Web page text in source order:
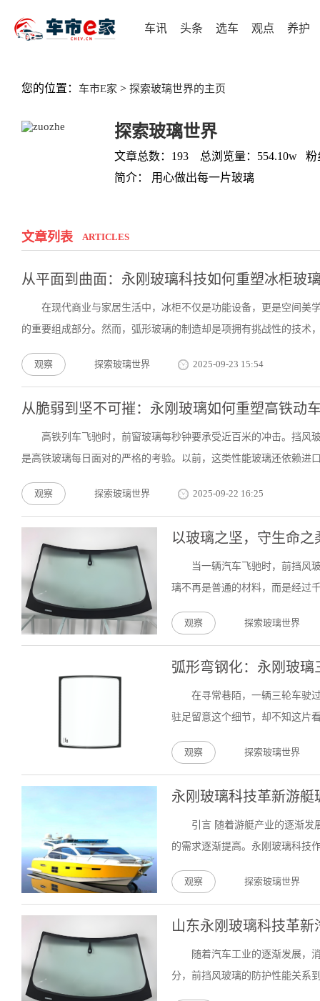
车讯 头条 选车 观点 养护
您的位置： 车市E家 > 探索玻璃世界的主页
探索玻璃世界
文章总数：193 总浏览量：554.10w
简介： 用心做出每一片玻璃
文章列表 ARTICLES
从平面到曲面：永刚玻璃科技如何重塑冰柜玻
在现代商业与家居生活中，冰柜不仅是功能设备，更是空间美
的重要组成部分。然而，弧形玻璃的制造却是项拥有挑战性的技术
观察 探索玻璃世界 2025-09-23 15:54
从脆弱到坚不可摧：永刚玻璃如何重塑高铁动
高铁列车飞驰时，前窗玻璃每秒钟要承受近百米的冲击。挡风
是高铁玻璃每日面对的严格的考验。以前，这类性能玻璃还依赖进
观察 探索玻璃世界 2025-09-22 16:25
以玻璃之坚，守生命
当一辆汽车飞驰时，前挡风
璃不再是普通的材料，而是经过
观察 探索玻璃世界
弧形弯钢化：永刚玻
在寻常巷陌，一辆三轮车驶
驻足留意这个细节，却不知这片
观察 探索玻璃世界
永刚玻璃科技革新游
引言 随着游艇产业的逐渐发
的需求逐渐提高。永刚玻璃科技
观察 探索玻璃世界
山东永刚玻璃科技革
随着汽车工业的逐渐发展，
分，前挡风玻璃的防护性能关系